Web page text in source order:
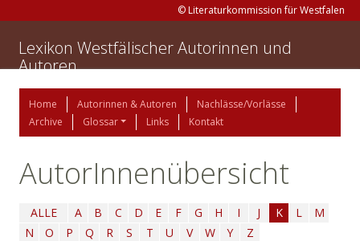
© Literaturkommission für Westfalen
Lexikon Westfälischer Autorinnen und
Autoren
Home Autorinnen & Autoren
Nachlässe/Vorlässe
Archive
Glossar Links Kontakt
AutorInnenübersicht
ALLE A B C D E F G H I J K L
M
N
O P Q R S T U V W Y Z